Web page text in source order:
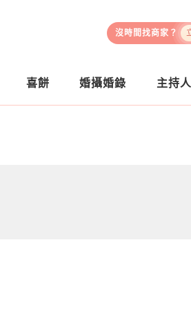
沒時間找商家？
喜餅 婚攝婚錄 主持人